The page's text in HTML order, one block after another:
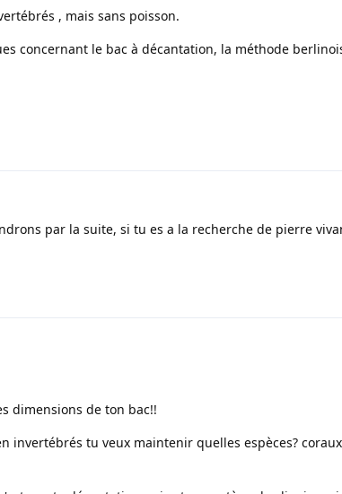
, mais sans poisson.
concernant le bac à décantation, la méthode
par la suite, si tu es a la recherche de pierre
dimensions de ton bac!!
invertébrés tu veux maintenir quelles espèces?